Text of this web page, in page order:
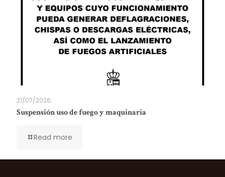
21/07/2026
Suspensión uso de fuego y maquinaria
Read more